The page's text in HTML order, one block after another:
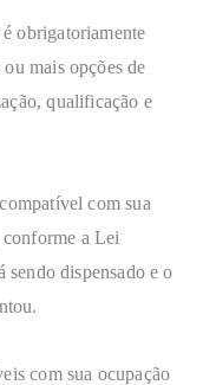
obrigatoriamente
mais opções de
qualificação e
com sua
conforme a Lei
sendo dispensado e o
com sua ocupação